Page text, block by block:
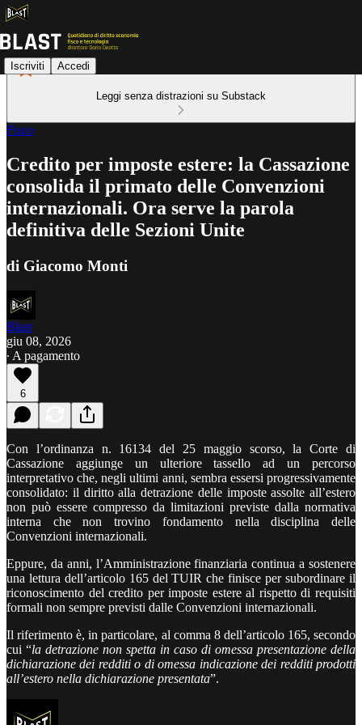
Iscriviti Accedi
Leggi senza distrazioni su Substack
Fisco
Credito per imposte estere: la Cassazione
consolida il primato delle Convenzioni
internazionali. Ora serve la parola
definitiva delle Sezioni Unite
di Giacomo Monti
Blast
giu 08, 2026
∙ A pagamento
6
Con l’ordinanza n. 16134 del 25 maggio scorso, la Corte di
Cassazione aggiunge un ulteriore tassello ad un percorso
interpretativo che, negli ultimi anni, sembra essersi progressivamente
consolidato: il diritto alla detrazione delle imposte assolte all’estero
non può essere compresso da limitazioni previste dalla normativa
interna che non trovino fondamento nella disciplina delle
Convenzioni internazionali.
Eppure, da anni, l’Amministrazione finanziaria continua a sostenere
una lettura dell’articolo 165 del TUIR che finisce per subordinare il
riconoscimento del credito per imposte estere al rispetto di requisiti
formali non sempre previsti dalle Convenzioni internazionali.
Il riferimento è, in particolare, al comma 8 dell’articolo 165, secondo
cui “la detrazione non spetta in caso di omessa presentazione della
dichiarazione dei redditi o di omessa indicazione dei redditi prodotti
all’estero nella dichiarazione presentata”.